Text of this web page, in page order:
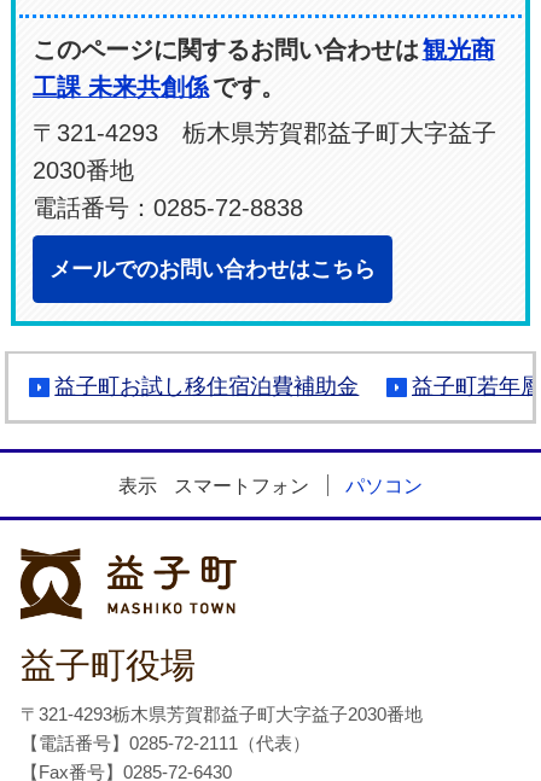
このページに関するお問い合わせは観光商
工課 未来共創係です。
〒321-4293 栃木県芳賀郡益子町大字益子
2030番地
電話番号：0285-72-8838
メールでのお問い合わせはこちら
益子町お試し移住宿泊費補助金 益子町若年
表示 スマートフォン パソコン
益子町役場
〒321-4293栃木県芳賀郡益子町大字益子2030番地
【電話番号】0285-72-2111（代表）
【Fax番号】0285-72-6430